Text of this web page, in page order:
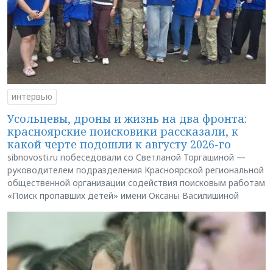
интервью
Усольцевы, дроны и жизнь на два фронта:
красноярские поисковики рассказали, к
какой черте подошли к августу 2026-го
sibnovosti.ru побеседовали со Светланой Торгашиной —
руководителем подразделения Красноярской региональной
общественной организации содействия поисковым работам
«Поиск пропавших детей» имени Оксаны Василишиной